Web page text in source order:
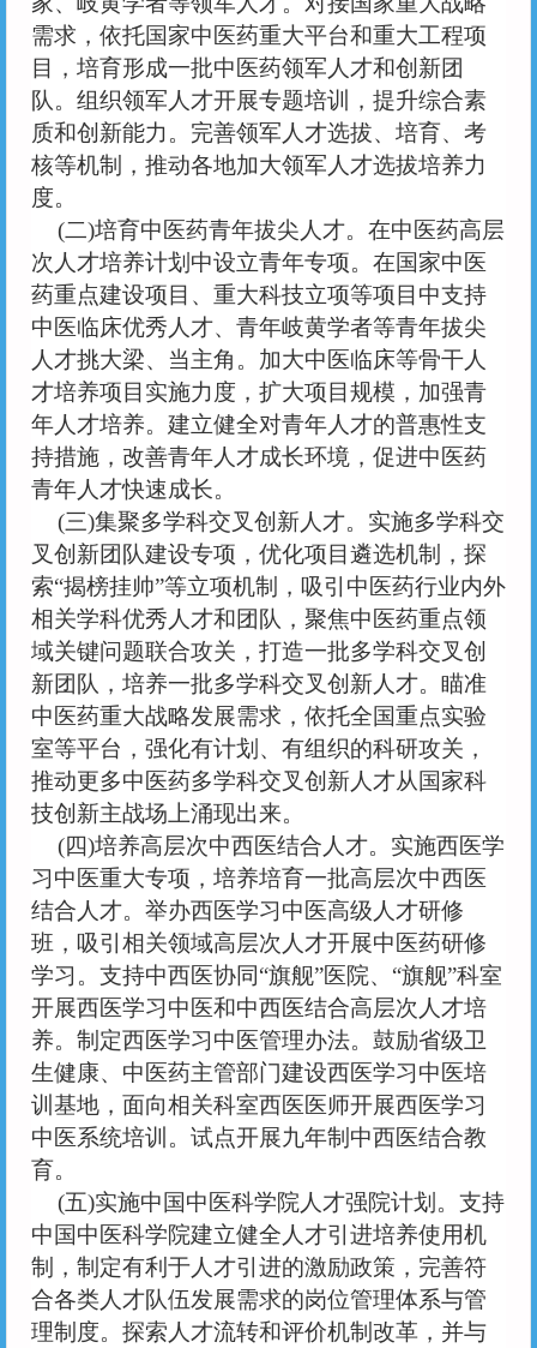
需求，依托国家中医药重大平台和重大工程项
目，培育形成一批中医药领军人才和创新团
队。组织领军人才开展专题培训，提升综合素
质和创新能力。完善领军人才选拔、培育、考
核等机制，推动各地加大领军人才选拔培养力
度。
(二)培育中医药青年拔尖人才。在中医药高层
次人才培养计划中设立青年专项。在国家中医
药重点建设项目、重大科技立项等项目中支持
中医临床优秀人才、青年岐黄学者等青年拔尖
人才挑大梁、当主角。加大中医临床等骨干人
才培养项目实施力度，扩大项目规模，加强青
年人才培养。建立健全对青年人才的普惠性支
持措施，改善青年人才成长环境，促进中医药
青年人才快速成长。
(三)集聚多学科交叉创新人才。实施多学科交
叉创新团队建设专项，优化项目遴选机制，探
索“揭榜挂帅”等立项机制，吸引中医药行业内外
相关学科优秀人才和团队，聚焦中医药重点领
域关键问题联合攻关，打造一批多学科交叉创
新团队，培养一批多学科交叉创新人才。瞄准
中医药重大战略发展需求，依托全国重点实验
室等平台，强化有计划、有组织的科研攻关，
推动更多中医药多学科交叉创新人才从国家科
技创新主战场上涌现出来。
(四)培养高层次中西医结合人才。实施西医学
习中医重大专项，培养培育一批高层次中西医
结合人才。举办西医学习中医高级人才研修
班，吸引相关领域高层次人才开展中医药研修
学习。支持中西医协同“旗舰”医院、“旗舰”科室
开展西医学习中医和中西医结合高层次人才培
养。制定西医学习中医管理办法。鼓励省级卫
生健康、中医药主管部门建设西医学习中医培
训基地，面向相关科室西医医师开展西医学习
中医系统培训。试点开展九年制中西医结合教
育。
(五)实施中国中医科学院人才强院计划。支持
中国中医科学院建立健全人才引进培养使用机
制，制定有利于人才引进的激励政策，完善符
合各类人才队伍发展需求的岗位管理体系与管
理制度。探索人才流转和评价机制改革，并与